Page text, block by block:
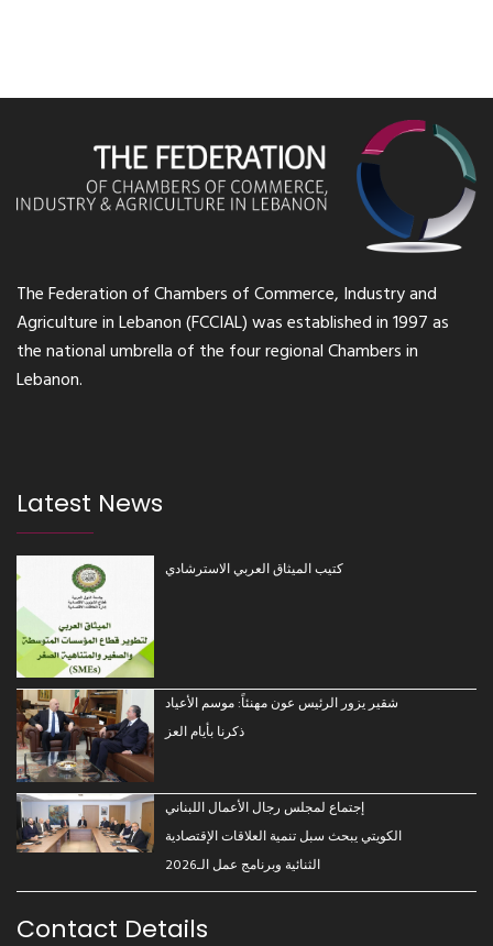
The Federation of Chambers of Commerce, Industry and
Agriculture in Lebanon (FCCIAL) was established in 1997 as
the national umbrella of the four regional Chambers in
Lebanon.
Latest News
كتيب الميثاق العربي الاسترشادي
شقير يزور الرئيس عون مهنئاً: موسم الأعياد
ذكرنا بأيام العز
إجتماع لمجلس رجال الأعمال اللبناني
الكويتي يبحث سبل تنمية العلاقات الإقتصادية
الثنائية وبرنامج عمل الـ2026
Contact Details